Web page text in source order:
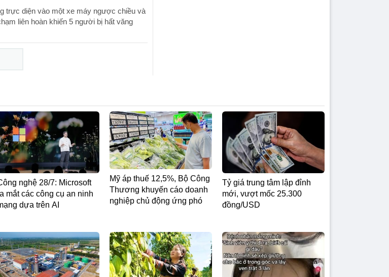
trực diện vào một xe máy ngược chiều và
liên hoàn khiến 5 người bị hất văng
nghệ 28/7: Microsoft
mắt các công cụ an ninh
dựa trên AI
Mỹ áp thuế 12,5%, Bộ Công
Thương khuyến cáo doanh
nghiệp chủ động ứng phó
Tỷ giá trung tâm lập đỉnh
mới, vượt mốc 25.300
đồng/USD